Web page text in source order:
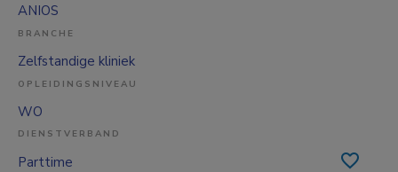
ANIOS
BRANCHE
Zelfstandige kliniek
OPLEIDINGSNIVEAU
WO
DIENSTVERBAND
Parttime